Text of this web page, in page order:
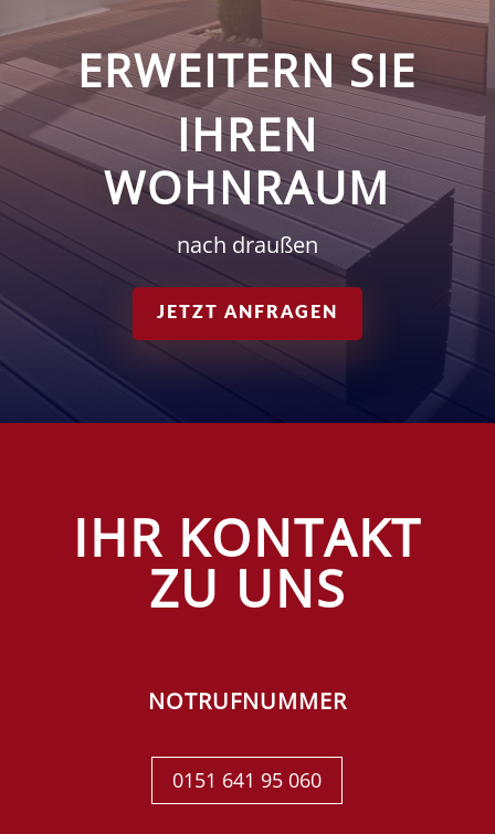
ERWEITERN SIE
IHREN
WOHNRAUM
nach draußen
JETZT ANFRAGEN
IHR KONTAKT
ZU UNS
NOTRUFNUMMER
0151 641 95 060